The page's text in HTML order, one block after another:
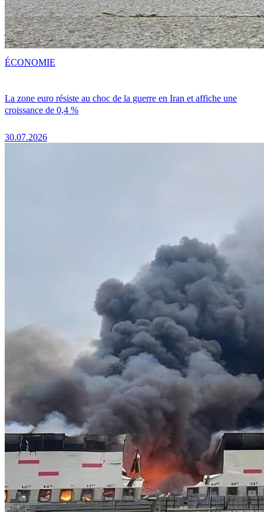
La zone euro résiste au choc de la guerre en Iran et affiche une
croissance de 0,4 %
30.07.2026
ÉCONOMIE